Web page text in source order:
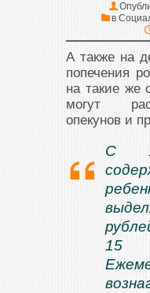
в
А также на
попечения
на такие же
могут
опекунов и
С 1
15